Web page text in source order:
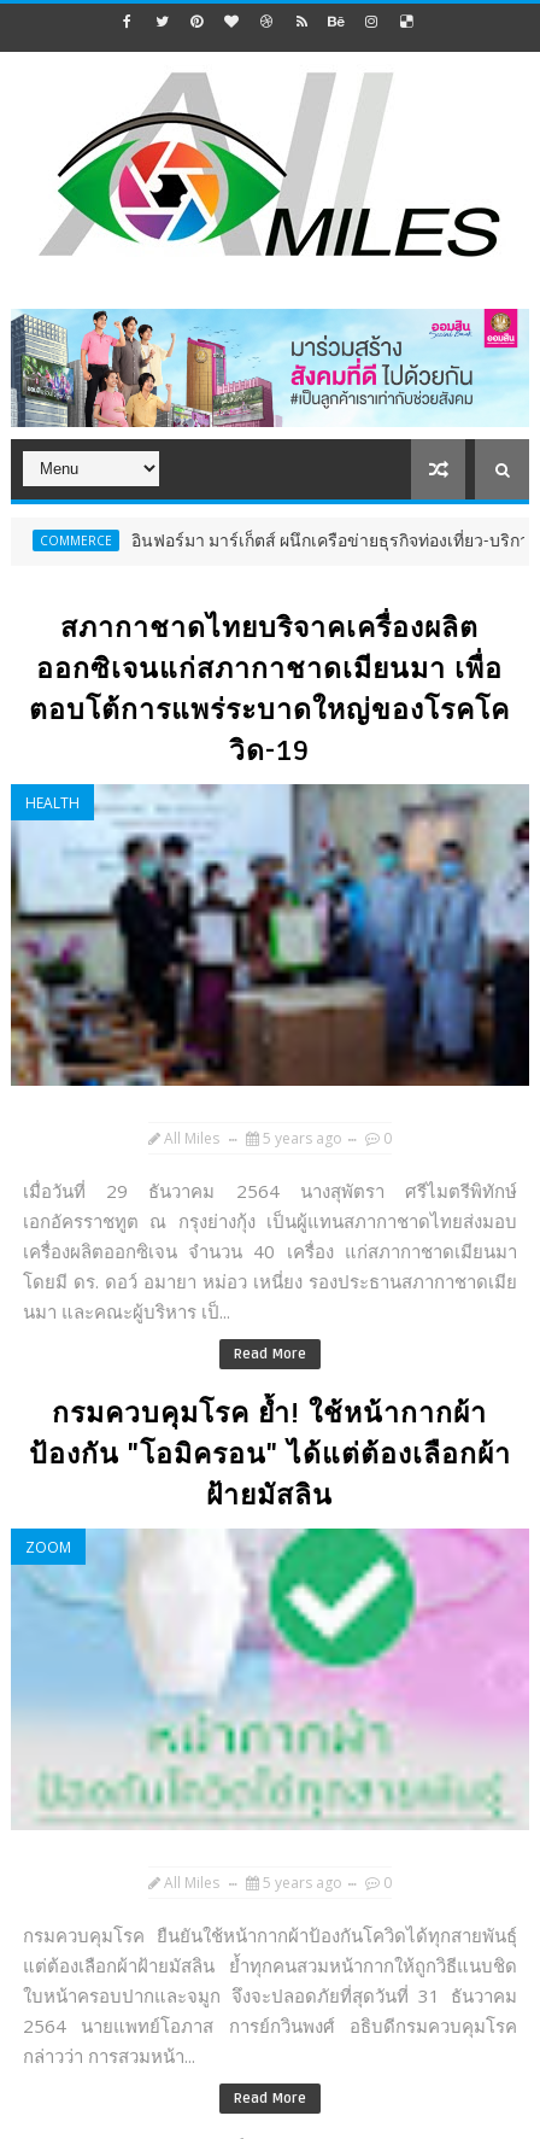
อร์มา มาร์เก็ตส์ ผนึกเครือข่ายธุรกิจท่องเที่ยว-บริการ จัด Food &
สภากาชาดไทยบริจาคเครื่องผลิต
ออกซิเจนแก่สภากาชาดเมียนมา เพื่อ
ตอบโต้การแพร่ระบาดใหญ่ของโรคโค
วิด-19
HEALTH
All Miles 5 years ago 0
เมื่อวันที่ 29 ธันวาคม 2564 นางสุพัตรา ศรีไมตรีพิทักษ์
เอกอัครราชทูต ณ กรุงย่างกุ้ง เป็นผู้แทนสภากาชาดไทยส่งมอบ
เครื่องผลิตออกซิเจน จำนวน 40 เครื่อง แก่สภากาชาดเมียนมา
โดยมี ดร. ดอว์ อมายา หม่อว เหนี่ยง รองประธานสภากาชาดเมีย
นมา และคณะผู้บริหาร เป็...
Read More
กรมควบคุมโรค ย้ำ! ใช้หน้ากากผ้า
ป้องกัน "โอมิครอน" ได้แต่ต้องเลือกผ้า
ฝ้ายมัสลิน
ZOOM
All Miles 5 years ago 0
กรมควบคุมโรค ยืนยันใช้หน้ากากผ้าป้องกันโควิดได้ทุกสายพันธุ์
แต่ต้องเลือกผ้าฝ้ายมัสลิน ย้ำทุกคนสวมหน้ากากให้ถูกวิธีแนบชิด
ใบหน้าครอบปากและจมูก จึงจะปลอดภัยที่สุดวันที่ 31 ธันวาคม
2564 นายแพทย์โอภาส การย์กวินพงศ์ อธิบดีกรมควบคุมโรค
กล่าวว่า การสวมหน้า...
Read More